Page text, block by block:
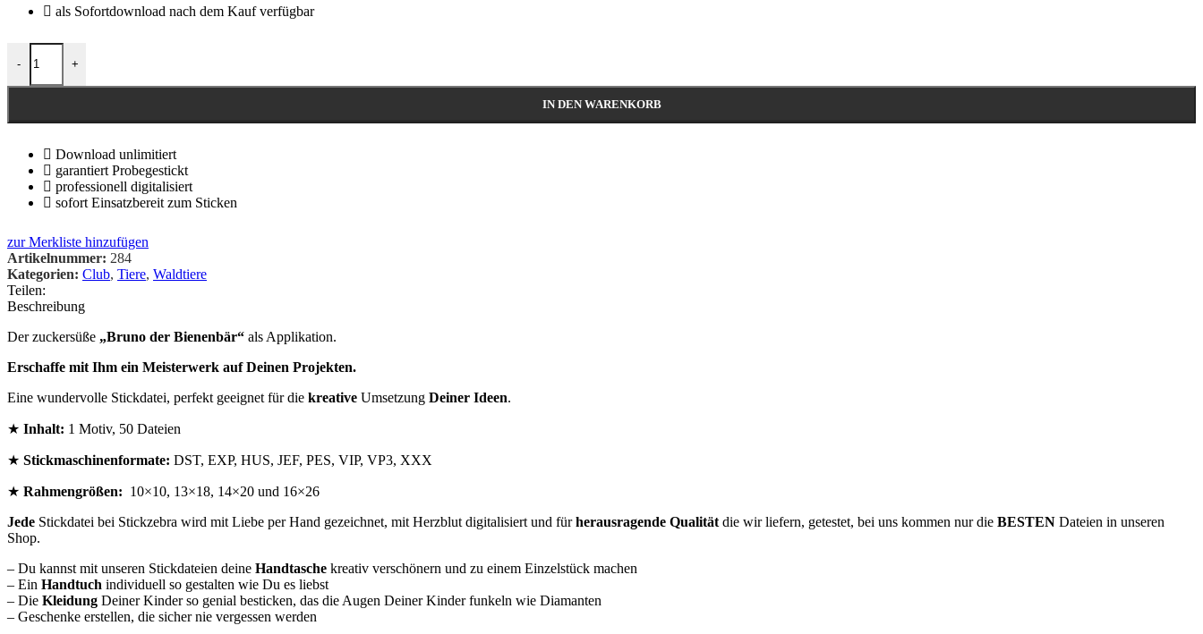
als Sofortdownload nach dem Kauf verfügbar
- +
IN DEN WARENKORB
Download unlimitiert
garantiert Probegestickt
professionell digitalisiert
sofort Einsatzbereit zum Sticken
zur Merkliste hinzufügen
Artikelnummer: 284
Kategorien: Club, Tiere, Waldtiere
Teilen:
Beschreibung
Der zuckersüße „Bruno der Bienenbär“ als Applikation.
Erschaffe mit Ihm ein Meisterwerk auf Deinen Projekten.
Eine wundervolle Stickdatei, perfekt geeignet für die kreative Umsetzung Deiner Ideen.
★ Inhalt: 1 Motiv, 50 Dateien
★ Stickmaschinenformate: DST, EXP, HUS, JEF, PES, VIP, VP3, XXX
★ Rahmengrößen: 10×10, 13×18, 14×20 und 16×26
Jede Stickdatei bei Stickzebra wird mit Liebe per Hand gezeichnet, mit Herzblut digitalisiert und fürherausragende Qualität die wir liefern, getestet, bei uns kommen nur die BESTEN Dateien in unseren
Shop.
– Du kannst mit unseren Stickdateien deine Handtasche kreativ verschönern und zu einem Einzelstück machen
– Ein Handtuch individuell so gestalten wie Du es liebst
– Die Kleidung Deiner Kinder so genial besticken, das die Augen Deiner Kinder funkeln wie Diamanten
– Geschenke erstellen, die sicher nie vergessen werden